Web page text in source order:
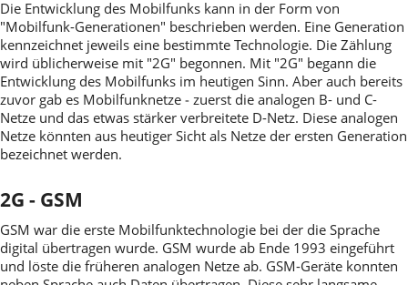
Die Entwicklung des Mobilfunks kann in der Form von
"Mobilfunk-Generationen" beschrieben werden. Eine Generation
kennzeichnet jeweils eine bestimmte Technologie. Die Zählung
wird üblicherweise mit "2G" begonnen. Mit "2G" begann die
Entwicklung des Mobilfunks im heutigen Sinn. Aber auch bereits
zuvor gab es Mobilfunknetze ‒ zuerst die analogen B- und C-
Netze und das etwas stärker verbreitete D-Netz. Diese analogen
Netze könnten aus heutiger Sicht als Netze der ersten Generation
bezeichnet werden.
2G - GSM
GSM war die erste Mobilfunktechnologie bei der die Sprache
digital übertragen wurde. GSM wurde ab Ende 1993 eingeführt
und löste die früheren analogen Netze ab. GSM-Geräte konnten